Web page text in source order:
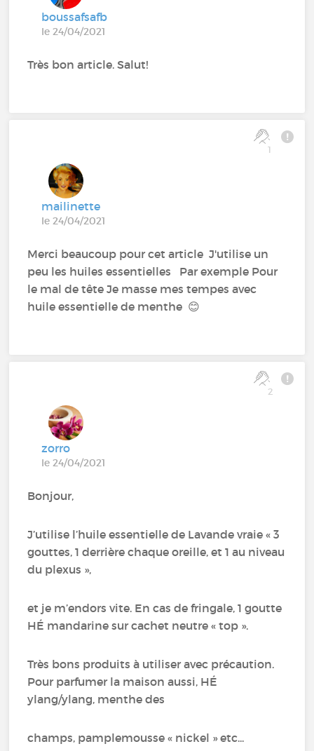
boussafsafb
le 24/04/2021
Très bon article. Salut!
1
mailinette
le 24/04/2021
Merci beaucoup pour cet article J'utilise un
peu les huiles essentielles Par exemple Pour
le mal de tête Je masse mes tempes avec
huile essentielle de menthe 😊
2
zorro
le 24/04/2021
Bonjour,
J’utilise l’huile essentielle de Lavande vraie « 3
gouttes, 1 derrière chaque oreille, et 1 au niveau
du plexus »,
et je m’endors vite. En cas de fringale, 1 goutte
HÉ mandarine sur cachet neutre « top ».
Très bons produits à utiliser avec précaution.
Pour parfumer la maison aussi, HÉ
ylang/ylang, menthe des
champs, pamplemousse « nickel » etc...